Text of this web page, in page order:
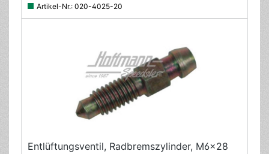
Artikel-Nr.: 020-4025-20
Entlüftungsventil, Radbremszylinder, M6x28